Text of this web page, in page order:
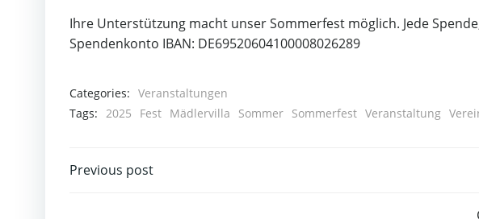
Ihre Unterstützung macht unser Sommerfest möglich. Jede
Spendenkonto IBAN: DE69520604100008026289
Categories: Veranstaltungen
Tags: 2025 Fest Mädlervilla Sommer Sommerfest Veranstaltung
Post
Previous post